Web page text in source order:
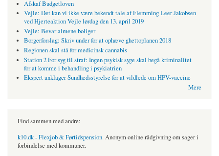
Afskaf Budgetloven
Vejle: Det kan vi ikke være bekendt tale af Flemming Leer Jakobsen
ved Hjerteaktion Vejle lørdag den 13. april 2019
Vejle: Bevar almene boliger
Borgerforslag: Skriv under for at ophæve ghettoplanen 2018
Regionen skal stå for medicinsk cannabis
Station 2 For syg til straf: Ingen psykisk syge skal begå kriminalitet
for at komme i behandling i psykiatrien
Ekspert anklager Sundhedsstyrelse for at vildlede om HPV-vaccine
Mere
Find sammen med andre:
k10.dk - Flexjob & Førtidspension. Anonym online rådgivning om sager i
forbindelse med kommuner.